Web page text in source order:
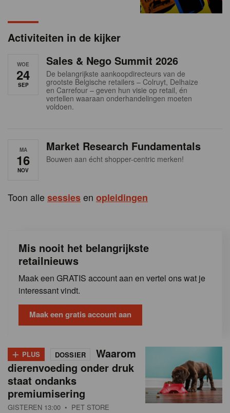
nActiviteiten in de kijker
WOE
24
SEP
Sales & Nego Summit 2026
De belangrijkste aankoopdirecteurs van de
grootste Belgische retailers – Colruyt, Delhaize
en Carrefour – geven hun visie op retail, én
vertellen waaraan onderhandelingen moeten
voldoen.
MA
16
NOV
Market Research Fundamentals
Bouwen aan écht shopper-centric merken!
Toon allesessiesen opleidingen
Mis nooit het belangrijkste
retailnieuws
Maak een GRATIS account aan en vertel ons wat je
interessant vindt.
Maak een gratis account aan
+ PLUS DOSSIER
Waarom
dierenvoeding onder druk
staat ondanks
premiumisering
GISTEREN 13:00 • PET STORE